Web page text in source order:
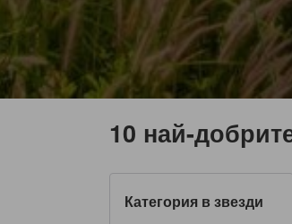
10 най-
Категория в звезди